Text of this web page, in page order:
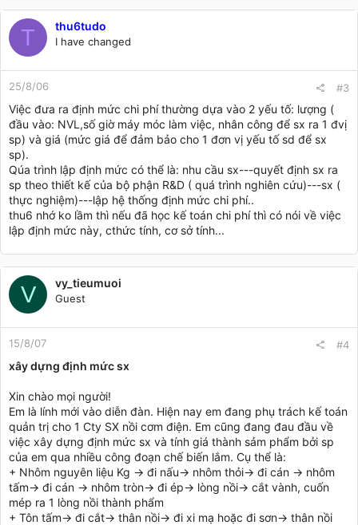
T thu6tudo
I have changed
25/8/06 #3
Việc đưa ra định mức chi phí thường dựa vào 2 yếu tố: lượng (
đầu vào: NVL,số giờ máy móc làm việc, nhân công để sx ra 1 đvị
sp) và giá (mức giá để đảm bảo cho 1 đơn vị yếu tố sd để sx
sp).
Qúa trình lập định mức có thể là: nhu cầu sx---quyết định sx ra
sp theo thiết kế của bộ phận R&D ( quá trình nghiên cứu)---sx (
thực nghiệm)---lập hệ thống định mức chi phí..
thu6 nhớ ko lầm thì nếu đã học kế toán chi phí thì có nói về việc
lập định mức này, cthức tính, cơ sở tính...
V vy_tieumuoi
Guest
15/8/07 #4
xây dựng định mức sx
Xin chào mọi người!
Em là lính mới vào diễn đàn. Hiện nay em đang phụ trách kế toán
quản trị cho 1 Cty SX nồi cơm điện. Em cũng đang đau đầu về
việc xây dựng định mức sx và tính giá thành sảm phẩm bởi sp
của em qua nhiều công đoạn chế biến lắm. Cụ thể là:
+ Nhôm nguyên liệu Kg -> đi nấu-> nhôm thỏi-> đi cán -> nhôm
tấm-> đi cán -> nhôm tròn-> đi ép-> lòng nồi-> cắt vành, cuốn
mép ra 1 lòng nồi thành phẩm
+ Tôn tấm-> đi cắt-> thân nồi-> đi xi mạ hoặc đi sơn-> thân nồi